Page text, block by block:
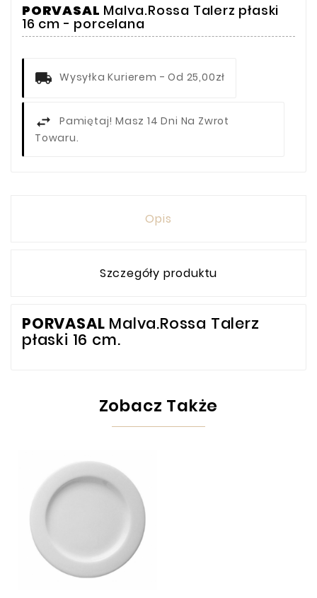
PORVASAL Malva.Rossa Talerz płaski
16 cm - porcelana
Wysyłka Kurierem - Od 25,00zł
Pamiętaj! Masz 14 Dni Na Zwrot
Towaru.
Opis
Szczegóły produktu
PORVASAL Malva.Rossa Talerz
płaski 16 cm.
Zobacz Także